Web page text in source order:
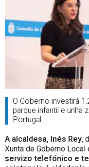
O Goberno investirá
parque infantil e unha
Portugal
A alcaldesa, Inés Rey,
Xunta de Goberno Local
servizo telefónico e